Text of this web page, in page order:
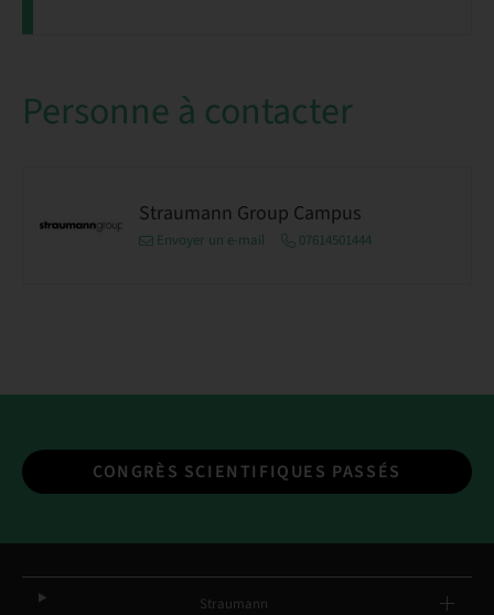
Personne à contacter
Straumann Group Campus
Envoyer un e-mail 07614501444
CONGRÈS SCIENTIFIQUES PASSÉS
Straumann